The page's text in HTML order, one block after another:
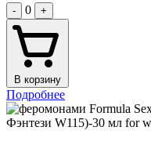
- 0 +
В корзину
Подробнее